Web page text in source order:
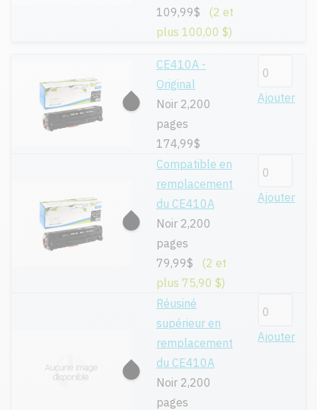
109,99$
(2 et
plus 100,00 $)
CE410A -
Original
Noir 2,200
pages
174,99$
Ajouter
Compatible en
remplacement
du CE410A
Noir 2,200
pages
79,99$
(2 et
plus 75,90 $)
Ajouter
Réusiné
supérieur en
remplacement
du CE410A
Noir 2,200
pages
Ajouter